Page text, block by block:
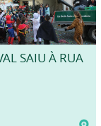
SAIU À RUA